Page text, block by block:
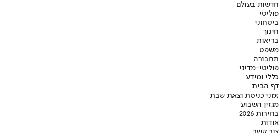
חדשות בעולם
פוליטי
ביטחוני
חינוך
בריאות
משפט
תחבורה
פוליטי-מדיני
כללי ומידע
דף הבית
זמני כניסת וצאת שבת
מגזין השבוע
בחירות 2026
אודות